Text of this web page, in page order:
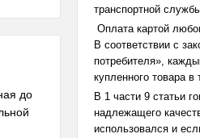
до
транспортной
Оплата картой
В соответствии с
потребителя»,
купленного товара
В 1 части 9 статьи
надлежащего
использовался и